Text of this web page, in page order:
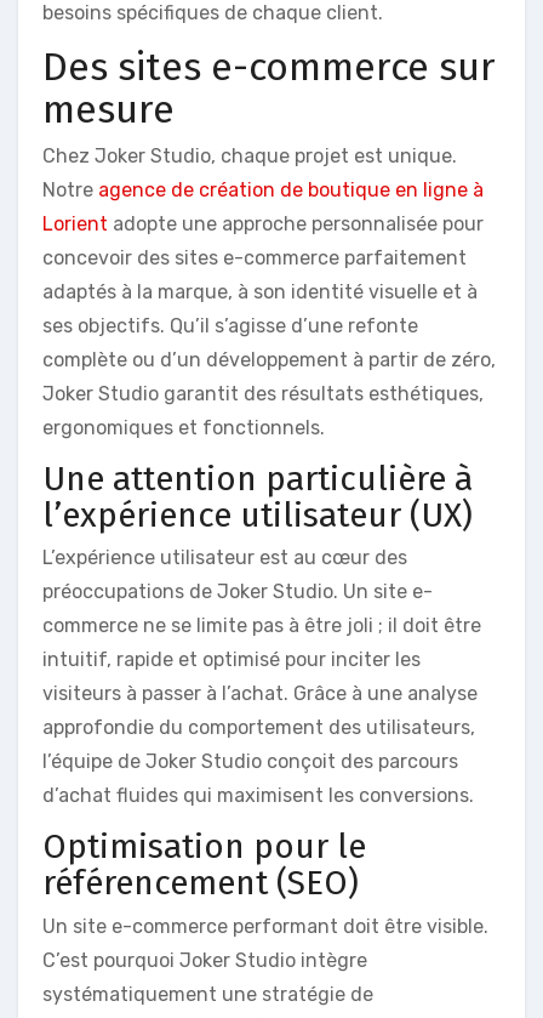
besoins spécifiques de chaque client.
Des sites e-commerce sur
mesure
Chez Joker Studio, chaque projet est unique.
Notre agence de création de boutique en ligne à
Lorient adopte une approche personnalisée pour
concevoir des sites e-commerce parfaitement
adaptés à la marque, à son identité visuelle et à
ses objectifs. Qu’il s’agisse d’une refonte
complète ou d’un développement à partir de zéro,
Joker Studio garantit des résultats esthétiques,
ergonomiques et fonctionnels.
Une attention particulière à
l’expérience utilisateur (UX)
L’expérience utilisateur est au cœur des
préoccupations de Joker Studio. Un site e-
commerce ne se limite pas à être joli ; il doit être
intuitif, rapide et optimisé pour inciter les
visiteurs à passer à l’achat. Grâce à une analyse
approfondie du comportement des utilisateurs,
l’équipe de Joker Studio conçoit des parcours
d’achat fluides qui maximisent les conversions.
Optimisation pour le
référencement (SEO)
Un site e-commerce performant doit être visible.
C’est pourquoi Joker Studio intègre
systématiquement une stratégie de